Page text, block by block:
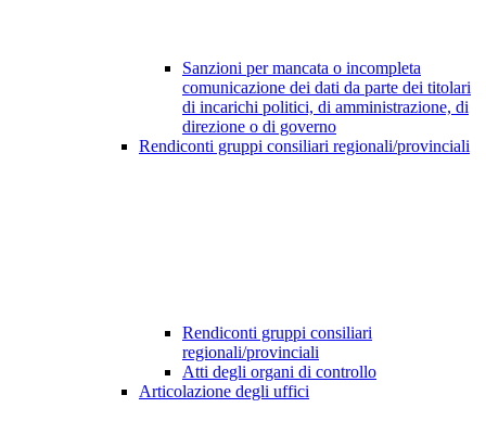
Sanzioni per mancata o incompleta
comunicazione dei dati da parte dei titolari
di incarichi politici, di amministrazione, di
direzione o di governo
Rendiconti gruppi consiliari regionali/provinciali
Rendiconti gruppi consiliari
regionali/provinciali
Atti degli organi di controllo
Articolazione degli uffici